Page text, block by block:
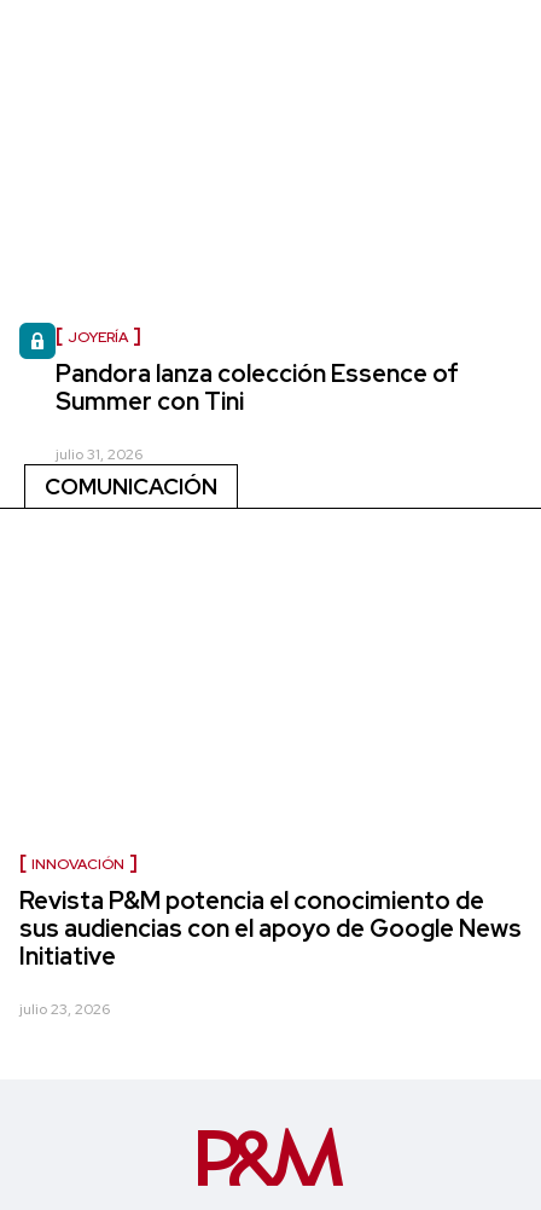
JOYERÍA
Pandora lanza colección Essence of
Summer con Tini
julio 31, 2026
COMUNICACIÓN
INNOVACIÓN
Revista P&M potencia el conocimiento de
sus audiencias con el apoyo de Google News
Initiative
julio 23, 2026